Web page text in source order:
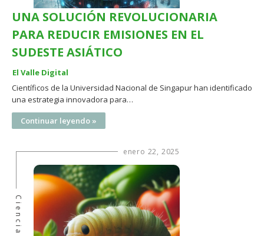
UNA SOLUCIÓN REVOLUCIONARIA
PARA REDUCIR EMISIONES EN EL
SUDESTE ASIÁTICO
El Valle Digital
Científicos de la Universidad Nacional de Singapur han identificado
una estrategia innovadora para…
Continuar leyendo »
enero 22, 2025
Ciencia